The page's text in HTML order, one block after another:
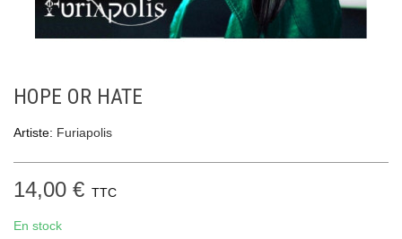
HOPE OR HATE
Artiste: Furiapolis
14,00 € TTC
En stock